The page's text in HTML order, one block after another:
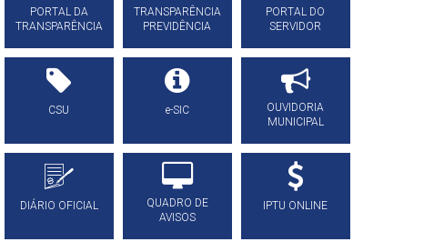
PORTAL DA
TRANSPARÊNCIA
TRANSPARÊNCIA
PREVIDÊNCIA
PORTAL DO
SERVIDOR
CSU e-SIC
OUVIDORIA
MUNICIPAL
DIÁRIO OFICIAL
QUADRO DE
AVISOS
IPTU ONLINE